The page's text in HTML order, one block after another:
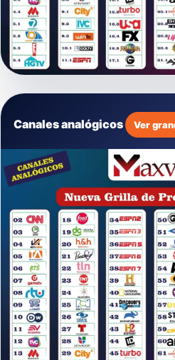
Canales analógicos Ver